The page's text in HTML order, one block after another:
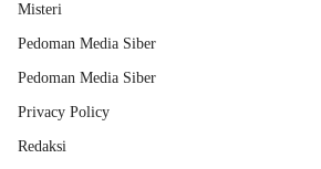
Misteri
Pedoman Media Siber
Pedoman Media Siber
Privacy Policy
Redaksi